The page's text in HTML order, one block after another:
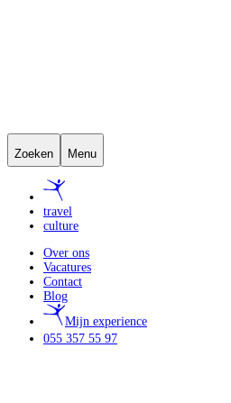
Zoeken Menu
travel
culture
Over ons
Vacatures
Contact
Blog
Mijn experience
055 357 55 97